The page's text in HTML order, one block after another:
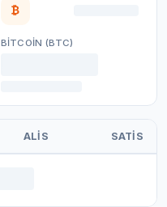
BITCOIN (BTC)
ALIS SATIS